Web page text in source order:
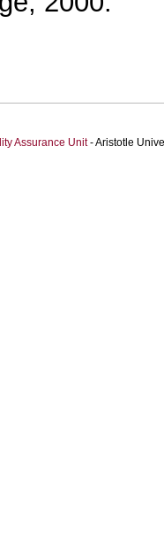
Assurance Unit- Aristotle